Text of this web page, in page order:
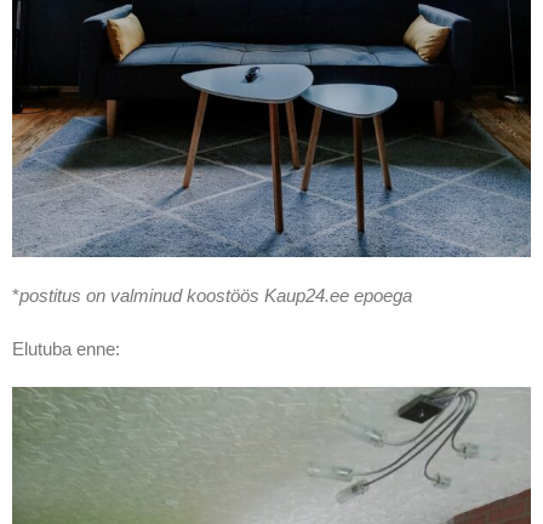
*postitus on valminud koostöös Kaup24.ee epoega
Elutuba enne: